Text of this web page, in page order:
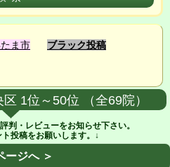
ま市 ブラック投稿
1位～50位 （全69院）
判・レビューをお知らせ下さい。
投稿をお願いします。↓
ージへ ＞